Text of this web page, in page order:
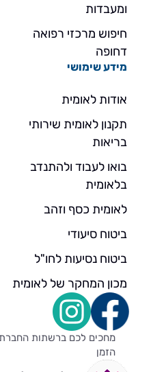
ומעבדות
חיפוש מרכזי רפואה
דחופה
מידע שימושי
אודות לאומית
תקנון לאומית שירותי
בריאות
בואו לעבוד ולהתנדב
בלאומית
לאומית כסף וזהב
ביטוח סיעודי
ביטוח נסיעות לחו"ל
מכון המחקר של לאומית
מחכים לכם ברשתות
הזמן